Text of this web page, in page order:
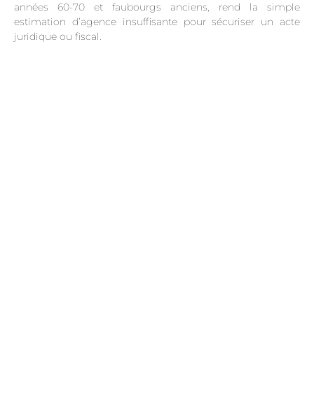
années 60-70 et faubourgs anciens, rend la simple
estimation d’agence insuffisante pour sécuriser un acte
juridique ou fiscal.